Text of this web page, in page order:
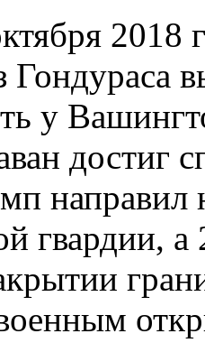
2018
Гондураса
у
достиг
направил
гвардии, а